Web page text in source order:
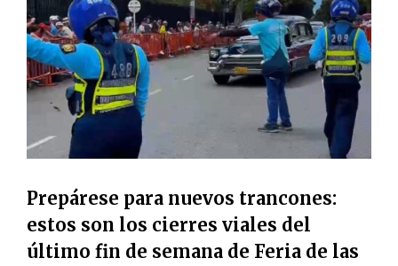
Prepárese para nuevos trancones:
estos son los cierres viales del
último fin de semana de Feria de las